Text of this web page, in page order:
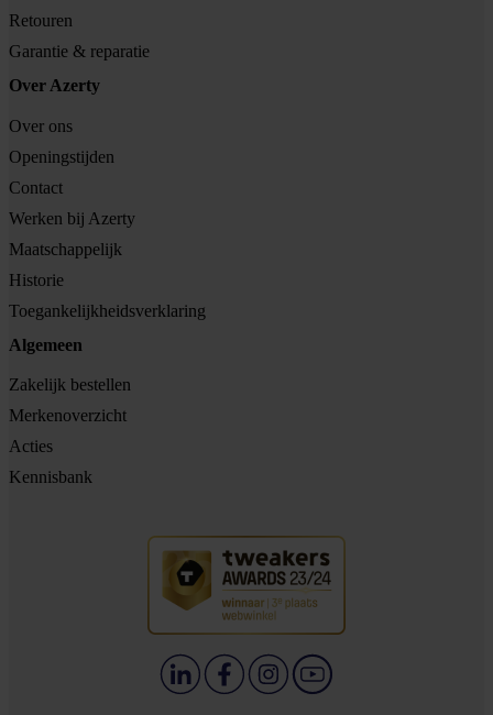
Retouren
Garantie & reparatie
Over Azerty
Over ons
Openingstijden
Contact
Werken bij Azerty
Maatschappelijk
Historie
Toegankelijkheidsverklaring
Algemeen
Zakelijk bestellen
Merkenoverzicht
Acties
Kennisbank